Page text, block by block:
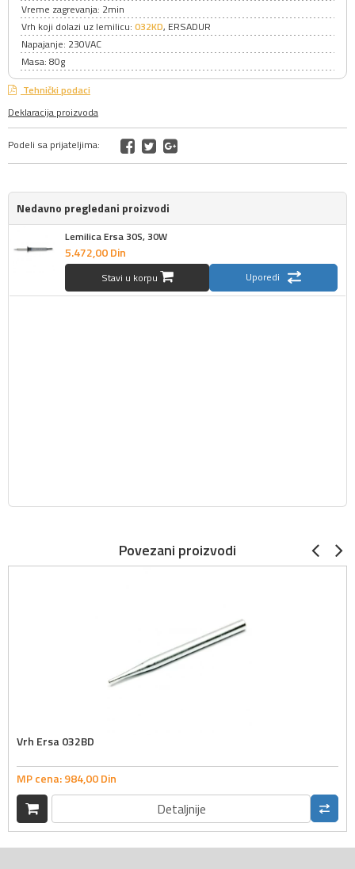
Vreme zagrevanja: 2min
Vrh koji dolazi uz lemilicu: 032KD, ERSADUR
Napajanje: 230VAC
Masa: 80g
Tehnički podaci
Deklaracija proizvoda
Podeli sa prijateljima:
Nedavno pregledani proizvodi
Lemilica Ersa 30S, 30W
5.472,00Din
Stavi u korpu Uporedi
Povezani proizvodi
Vrh Ersa 032BD
MP cena:984,00Din
Detaljnije